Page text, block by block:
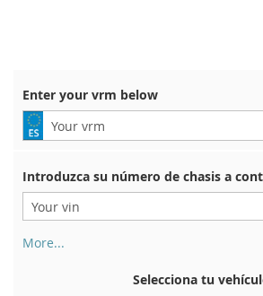
Enter your vrm below
Introduzca su número de chasis a
More...
certificado de registro. Y también en el
Selecciona tu